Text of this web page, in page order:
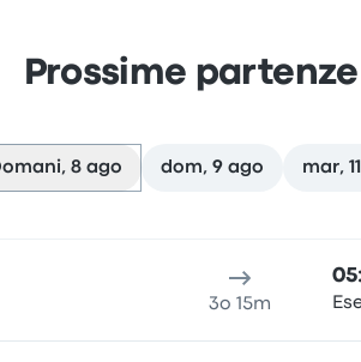
Prossime
8 ago dom, 9 ago mar,
3o 15m